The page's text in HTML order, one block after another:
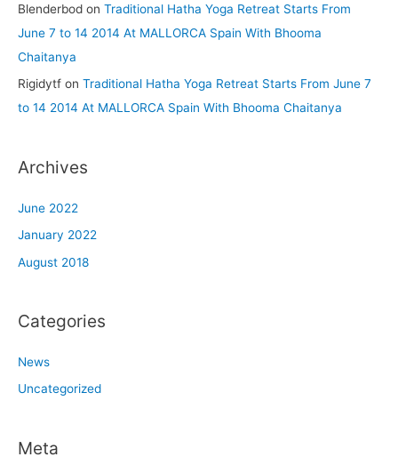
Blenderbod on Traditional Hatha Yoga Retreat Starts From
June 7 to 14 2014 At MALLORCA Spain With Bhooma
Chaitanya
Rigidytf on Traditional Hatha Yoga Retreat Starts From June 7
to 14 2014 At MALLORCA Spain With Bhooma Chaitanya
Archives
June 2022
January 2022
August 2018
Categories
News
Uncategorized
Meta